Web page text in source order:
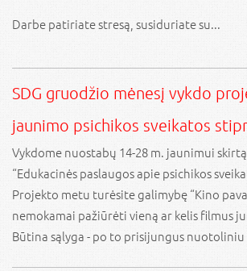
Darbe patiriate stresą, susiduriate su...
SDG gruodžio mėnesį vykdo
jaunimo psichikos sveikatos
Vykdome nuostabų 14-28 m. jaunimui
“Edukacinės paslaugos apie psichikos
Projekto metu turėsite galimybę “Kino
nemokamai pažiūrėti vieną ar kelis filmus
Būtina sąlyga - po to prisijungus